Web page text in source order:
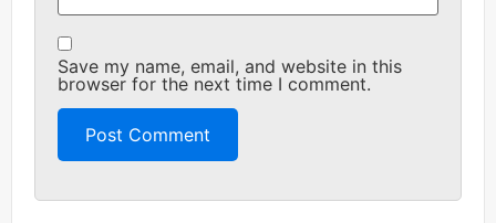
Save my name, email, and website in this
browser for the next time I comment.